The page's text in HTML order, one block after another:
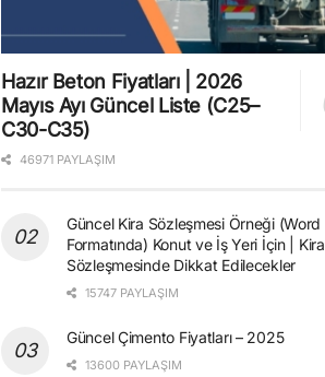
Hazır Beton Fiyatları | 2026
Mayıs Ayı Güncel Liste (C25–
C30-C35)
46971 PAYLAŞIM
Güncel Kira Sözleşmesi Örneği (Word
Formatında) Konut ve İş Yeri İçin | Kira
Sözleşmesinde Dikkat Edilecekler
15747 PAYLAŞIM
Güncel Çimento Fiyatları – 2025
13600 PAYLAŞIM